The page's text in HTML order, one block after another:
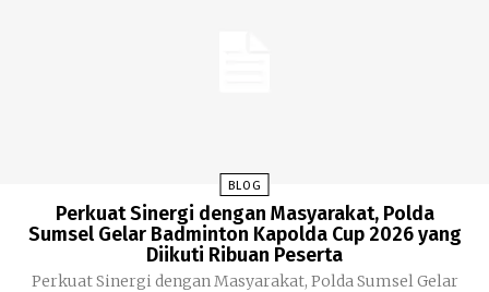
BLOG
​Perkuat Sinergi dengan Masyarakat, Polda
Sumsel Gelar Badminton Kapolda Cup 2026 yang
Diikuti Ribuan Peserta
​Perkuat Sinergi dengan Masyarakat, Polda Sumsel Gelar